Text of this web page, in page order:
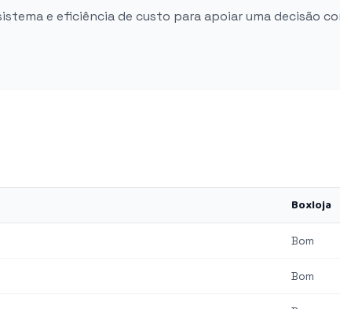
e eficiência de custo para apoiar uma decisão
Boxloja
Bom
Bom